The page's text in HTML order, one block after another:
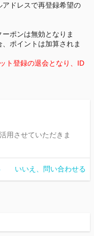
ドレスで再登録希望の
ポンは無効となりま
ポイントは加算されま
ト登録の退会となり、ID
用させていただきま
いいえ、問い合わせる